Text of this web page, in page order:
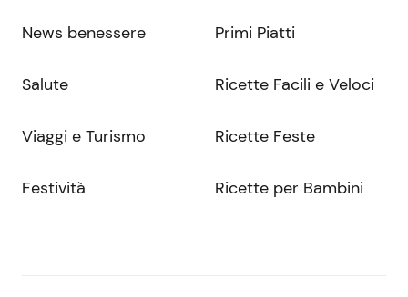
News benessere
Salute
Viaggi e Turismo
Festività
Primi Piatti
Ricette Facili e Veloci
Ricette Feste
Ricette per Bambini